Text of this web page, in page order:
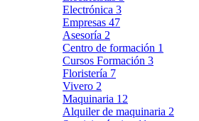
Electrónica 3
Empresas 47
Asesoría 2
Centro de formación 1
Cursos Formación 3
Floristería 7
Vivero 2
Maquinaria 12
Alquiler de maquinaria 2